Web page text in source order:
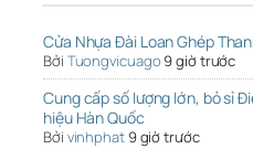
Cửa Nhựa Đài Loan Ghép
Bởi Tuongvicuago9 giờ trước
Cung cấp số lượng lớn, bỏ sỉ
hiệu Hàn Quốc
Bởi vinhphat9 giờ trước